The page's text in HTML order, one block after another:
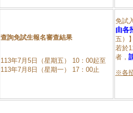
查詢免試生報名審查結果
113年7月5日（星期五） 10：00起至
113年7月8日（星期一） 17：00止
免試
由各
五）】
若於
者，
※各